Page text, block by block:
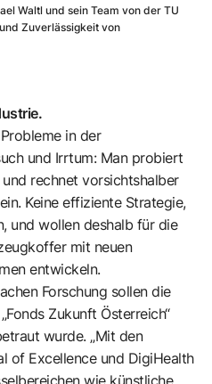
Waltl und sein Team von der TU
Zuverlässigkeit von
in der
und Irrtum: Man probiert
rechnet vorsichtshalber
Keine effiziente Strategie,
und wollen deshalb für die
mit neuen
entwickeln.
Forschung sollen die
Zukunft Österreich“
wurde. „Mit den
of Excellence und DigiHealth
wie künstliche